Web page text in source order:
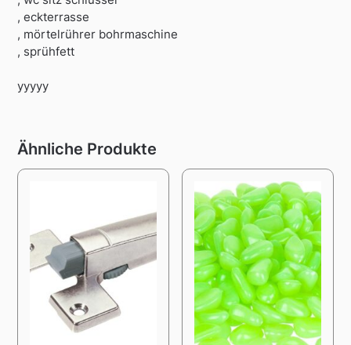
, eckterrasse
, mörtelrührer bohrmaschine
, sprühfett
yyyyy
Ähnliche Produkte